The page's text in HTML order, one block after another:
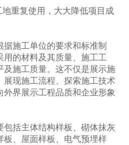
重复使用，大大降低项目成
施工单位的要求和标准制
用的材料及其质量、施工工
及施工质量。这不仅是展示施
展现施工流程、探索施工技术
外界展示工程品质和企业形象
包括主体结构样板、砌体抹灰
板、屋面样板、电气预埋样